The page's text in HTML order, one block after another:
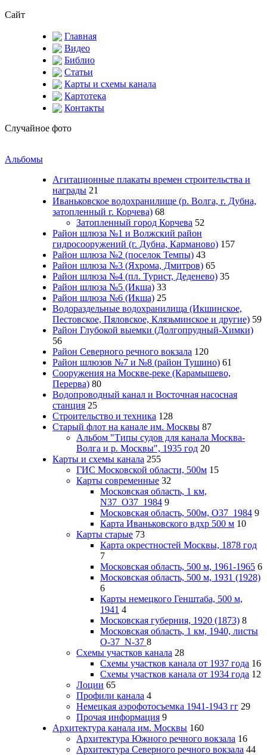
Сайт
Главная
Видео
Библио
Статьи
Карты и схемы канала
Картотека
Контакты
Случайное фото
Альбомы
Агитационные плакаты времен строительства и
награды 21
Иваньковское водохранилище (р. Волга, г. Дубна,
затопленный г. Корчева) 68
Затопленный город Корчева 52
Район шлюза №1 и Волжский район
гидросооружений (г. Дубна, Карманово) 157
Район шлюза №2 (поселок Темпы) 43
Район шлюза №3 (Яхрома, Дмитров) 65
Район шлюза №4 (пл. Турист, Деденево) 35
Район шлюза №5 (Икша) 33
Район шлюза №6 (Икша) 25
Водораздельные водохранилища (Икшинское,
Пестовское, Пяловское, Клязьминское и другие) 59
Район Глубокой выемки (Долгопрудный-Химки)
56
Район Северного речного вокзала 120
Район шлюзов №7 и №8 (район Тушино) 61
Сооружения на Москве-реке (Карамышево,
Перерва) 80
Водопроводный канал и Восточная насосная
станция 25
Строительство и техника 128
Старый флот на канале им. Москвы 87
Альбом "Типы судов для канала Москва-
Волга и р. Москвы", 1935 год 20
Карты и схемы канала 255
ГИС Московcкой области, 500м 15
Карты современные 32
Московская область, 1 км,
N37_O37_1984 9
Московская область, 500м, О37_1984 9
Карта Иваньковского вдхр 500 м 10
Карты старые 73
Карта окрестностей Москвы, 1878 год
7
Московская область, 500 м, 1961-1965 6
Московская область, 500 м, 1931 (1928)
6
Карты немецкого Генштаба, 500 м,
1941 4
Московская губерния, 1920 (1873) 8
Московская область, 1 км, 1940, листы
О-37_N-37 8
Схемы участков канала 28
Схемы участков канала от 1937 года 16
Схемы участков канала от 1934 года 12
Лоции 65
Профили канала 4
Немецкая аэрофотосъемка 1941-1943 гг 29
Прочая информация 9
Архитектура канала им. Москвы 160
Архитектура Южного речного вокзала 16
Архитектура Северного речного вокзала 44